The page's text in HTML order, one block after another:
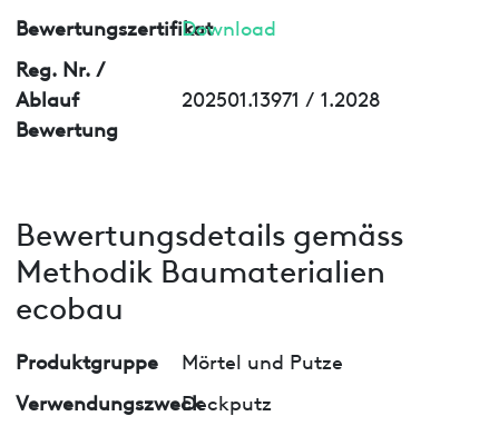
BewertungszertifikatDownload
Reg. Nr. /
Ablauf
Bewertung
202501.13971 / 1.2028
Bewertungsdetails gemäss
Methodik Baumaterialien
ecobau
Produktgruppe
Mörtel und Putze
VerwendungszweckDeckputz